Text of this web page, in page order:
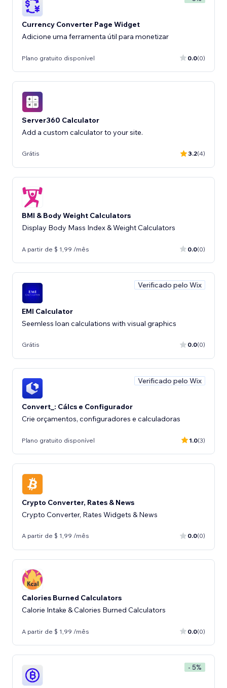
Currency Converter Page Widget
Adicione uma ferramenta útil para monetizar
Plano gratuito disponível 0.0(0)
Server360 Calculator
Add a custom calculator to your site.
Grátis 3.2(4)
BMI & Body Weight Calculators
Display Body Mass Index & Weight Calculators
A partir de $ 1,99 /mês 0.0(0)
Verificado pelo Wix
EMI Calculator
Seemless loan calculations with visual graphics
Grátis 0.0(0)
Verificado pelo Wix
Convert_: Cálcs e Configurador
Crie orçamentos, configuradores e calculadoras
Plano gratuito disponível 1.0(3)
Crypto Converter, Rates & News
Crypto Converter, Rates Widgets & News
A partir de $ 1,99 /mês 0.0(0)
Calories Burned Calculators
Calorie Intake & Calories Burned Calculators
A partir de $ 1,99 /mês 0.0(0)
- 5%